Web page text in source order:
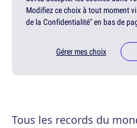
Modifiez ce choix à tout moment
de la Confidentialité" en bas de
Gérer mes choix
Tous les records du